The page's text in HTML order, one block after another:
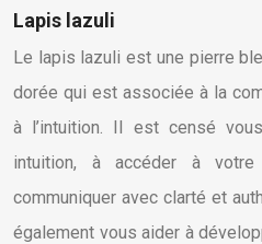
Lapis lazuli
Le lapis lazuli est une pierre
dorée qui est associée à la
à l’intuition. Il est censé
intuition, à accéder à
communiquer avec clarté et
également vous aider à